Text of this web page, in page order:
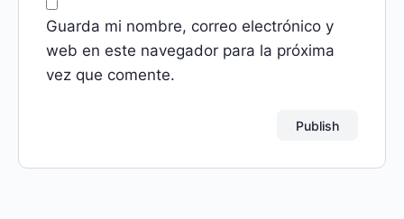
Guarda mi nombre, correo electrónico y
web en este navegador para la próxima
vez que comente.